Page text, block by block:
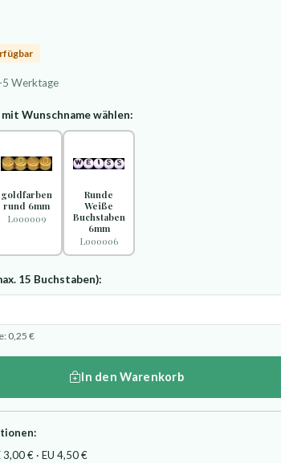
Werktage
Wunschname wählen:
goldfarben
rund 6mm
L000009
Runde
Weiße
Buchstaben
6mm
L000006
15 Buchstaben):
0,25 €
In den Warenkorb
3,00 € · EU 4,50 €